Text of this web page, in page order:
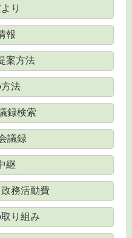
り
報
案方法
法
録検索
議録
継
務活動費
り組み